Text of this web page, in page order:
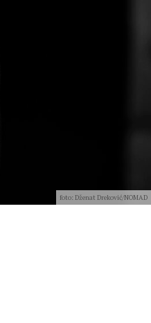
foto: Dženat Dreković/NOMAD